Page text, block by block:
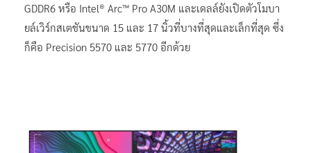
GDDR6 หรือ Intel® Arc™ Pro A30M และเดลล์ยังเปิดตัวโมบา
ยล์เวิร์กสเตชันขนาด 15 และ 17 นิ้วที่บางที่สุดและเล็กที่สุด ซึ่ง
ก็คือ Precision 5570 และ 5770 อีกด้วย